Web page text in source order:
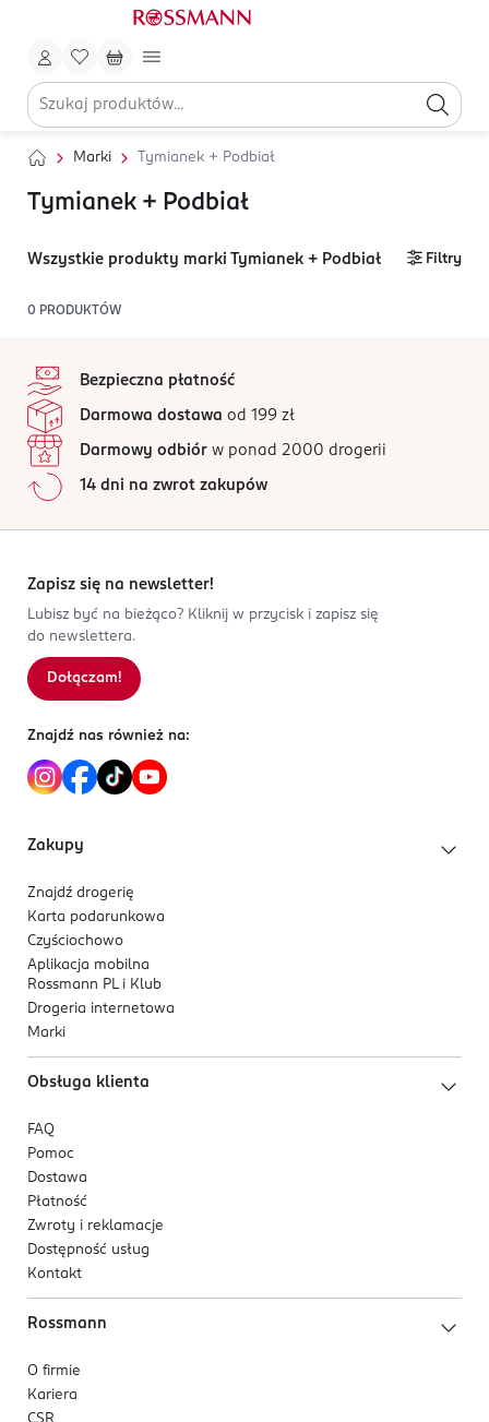
Marki Tymianek + Podbiał
Tymianek + Podbiał
Wszystkie produkty marki Tymianek + Podbiał Filtry
0 PRODUKTÓW
Bezpieczna płatność
Darmowa dostawa od 199 zł
Darmowy odbiór w ponad 2000 drogerii
14 dni na zwrot zakupów
Zapisz się na newsletter!
Lubisz być na bieżąco? Kliknij w przycisk i zapisz się
do newslettera.
Dołączam!
Znajdź nas również na:
Zakupy
Znajdź drogerię
Karta podarunkowa
Czyściochowo
Aplikacja mobilna
Rossmann PL i Klub
Drogeria internetowa
Marki
Obsługa klienta
FAQ
Pomoc
Dostawa
Płatność
Zwroty i reklamacje
Dostępność usług
Kontakt
Rossmann
O firmie
Kariera